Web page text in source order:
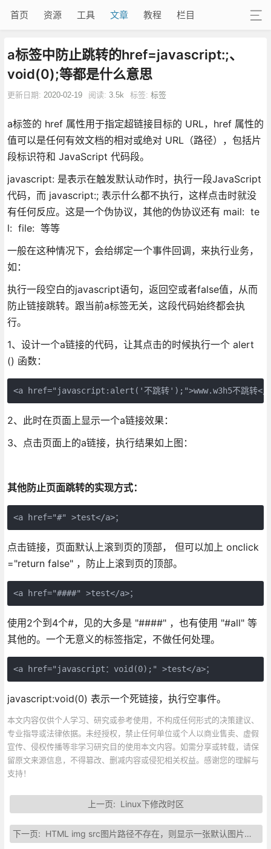
首页 资源 工具 文章 教程 栏目
a标签中防止跳转的href=javascript:;、
void(0);等都是什么意思
更新日期: 2020-02-19 阅读: 3.5k 标签: 标签
a标签的 href 属性用于指定超链接目标的 URL，href 属性的
值可以是任何有效文档的相对或绝对 URL（路径），包括片
段标识符和 JavaScript 代码段。
javascript: 是表示在触发默认动作时，执行一段JavaScript
代码，而 javascript:; 表示什么都不执行，这样点击时就没
有任何反应。这是一个伪协议，其他的伪协议还有 mail: te
l: file: 等等
一般在这种情况下，会给绑定一个事件回调，来执行业务，
如：
执行一段空白的javascript语句，返回空或者false值，从而
防止链接跳转。跟当前a标签无关，这段代码始终都会执
行。
1、设计一个a链接的代码，让其点击的时候执行一个 alert
() 函数：
<a href="javascript:alert('不跳转');">www.w3h5不跳转</
2、此时在页面上显示一个a链接效果：
3、点击页面上的a链接，执行结果如上图：
其他防止页面跳转的实现方式：
<a href="#" >test</a>；
点击链接，页面默认上滚到页的顶部， 但可以加上 onclick
="return false" ，防止上滚到页的顶部。
<a href="####" >test</a>；
使用2个到4个#，见的大多是 "####" ，也有使用 "#all" 等
其他的。一个无意义的标签指定，不做任何处理。
<a href="javascript：void(0);" >test</a>；
javascript:void(0) 表示一个死链接，执行空事件。
本文内容仅供个人学习、研究或参考使用，不构成任何形式的决策建议、
专业指导或法律依据。未经授权，禁止任何单位或个人以商业售卖、虚假
宣传、侵权传播等非学习研究目的使用本文内容。如需分享或转载，请保
留原文来源信息，不得篡改、删减内容或侵犯相关权益。感谢您的理解与
支持！
上一页: Linux下修改时区
下一页: HTML img src图片路径不存在，则显示一张默认图片的方法